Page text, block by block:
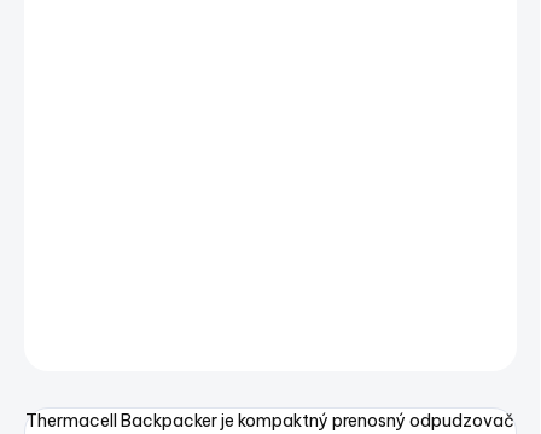
Thermacell Backpacker je kompaktný prenosný odpudzovač